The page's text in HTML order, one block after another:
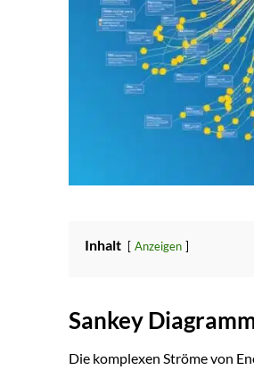
Inhalt Anzeigen
Sankey
Die komplexen Ströme von